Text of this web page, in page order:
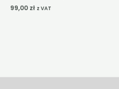
99,00 zł z VAT